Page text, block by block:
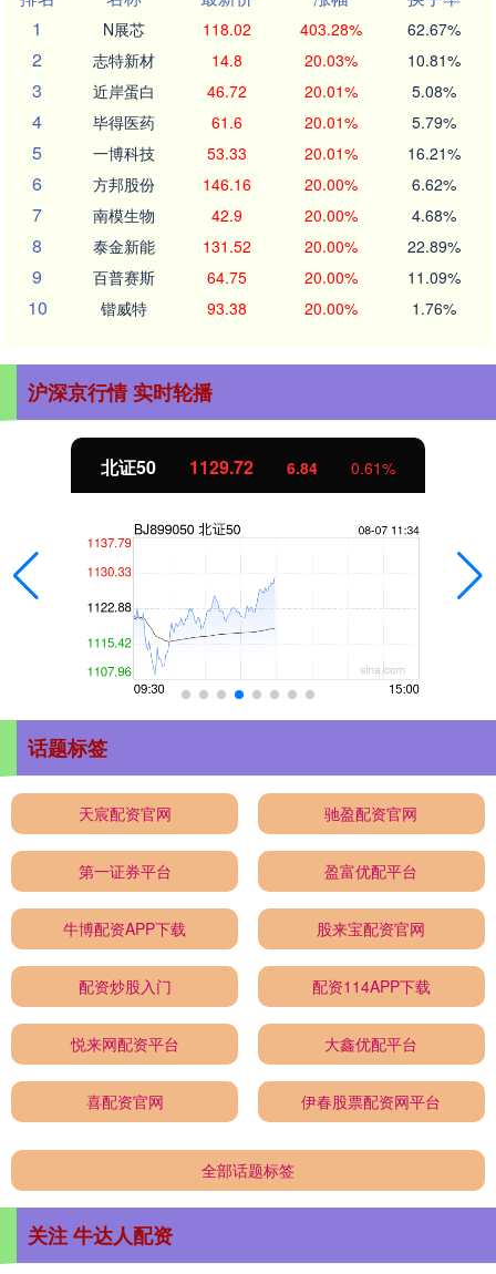
1
N展芯 118.02 403.28% 62.67%
2 志特新材 14.8 20.03% 10.81%
3 近岸蛋白 46.72 20.01% 5.08%
4 毕得医药 61.6 20.01% 5.79%
5 一博科技 53.33 20.01% 16.21%
6 方邦股份 146.16 20.00% 6.62%
7 南模生物 42.9 20.00% 4.68%
8 泰金新能 131.52 20.00% 22.89%
9 百普赛斯 64.75 20.00% 11.09%
10 锴威特 93.38 20.00% 1.76%
沪深京行情 实时轮播
北证50 1129.72 6.84 0.61%
话题标签
天宸配资官网 驰盈配资官网
第一证券平台 盈富优配平台
牛博配资APP下载 股来宝配资官网
配资炒股入门 配资114APP下载
悦来网配资平台 大鑫优配平台
喜配资官网 伊春股票配资网平台
全部话题标签
关注 牛达人配资